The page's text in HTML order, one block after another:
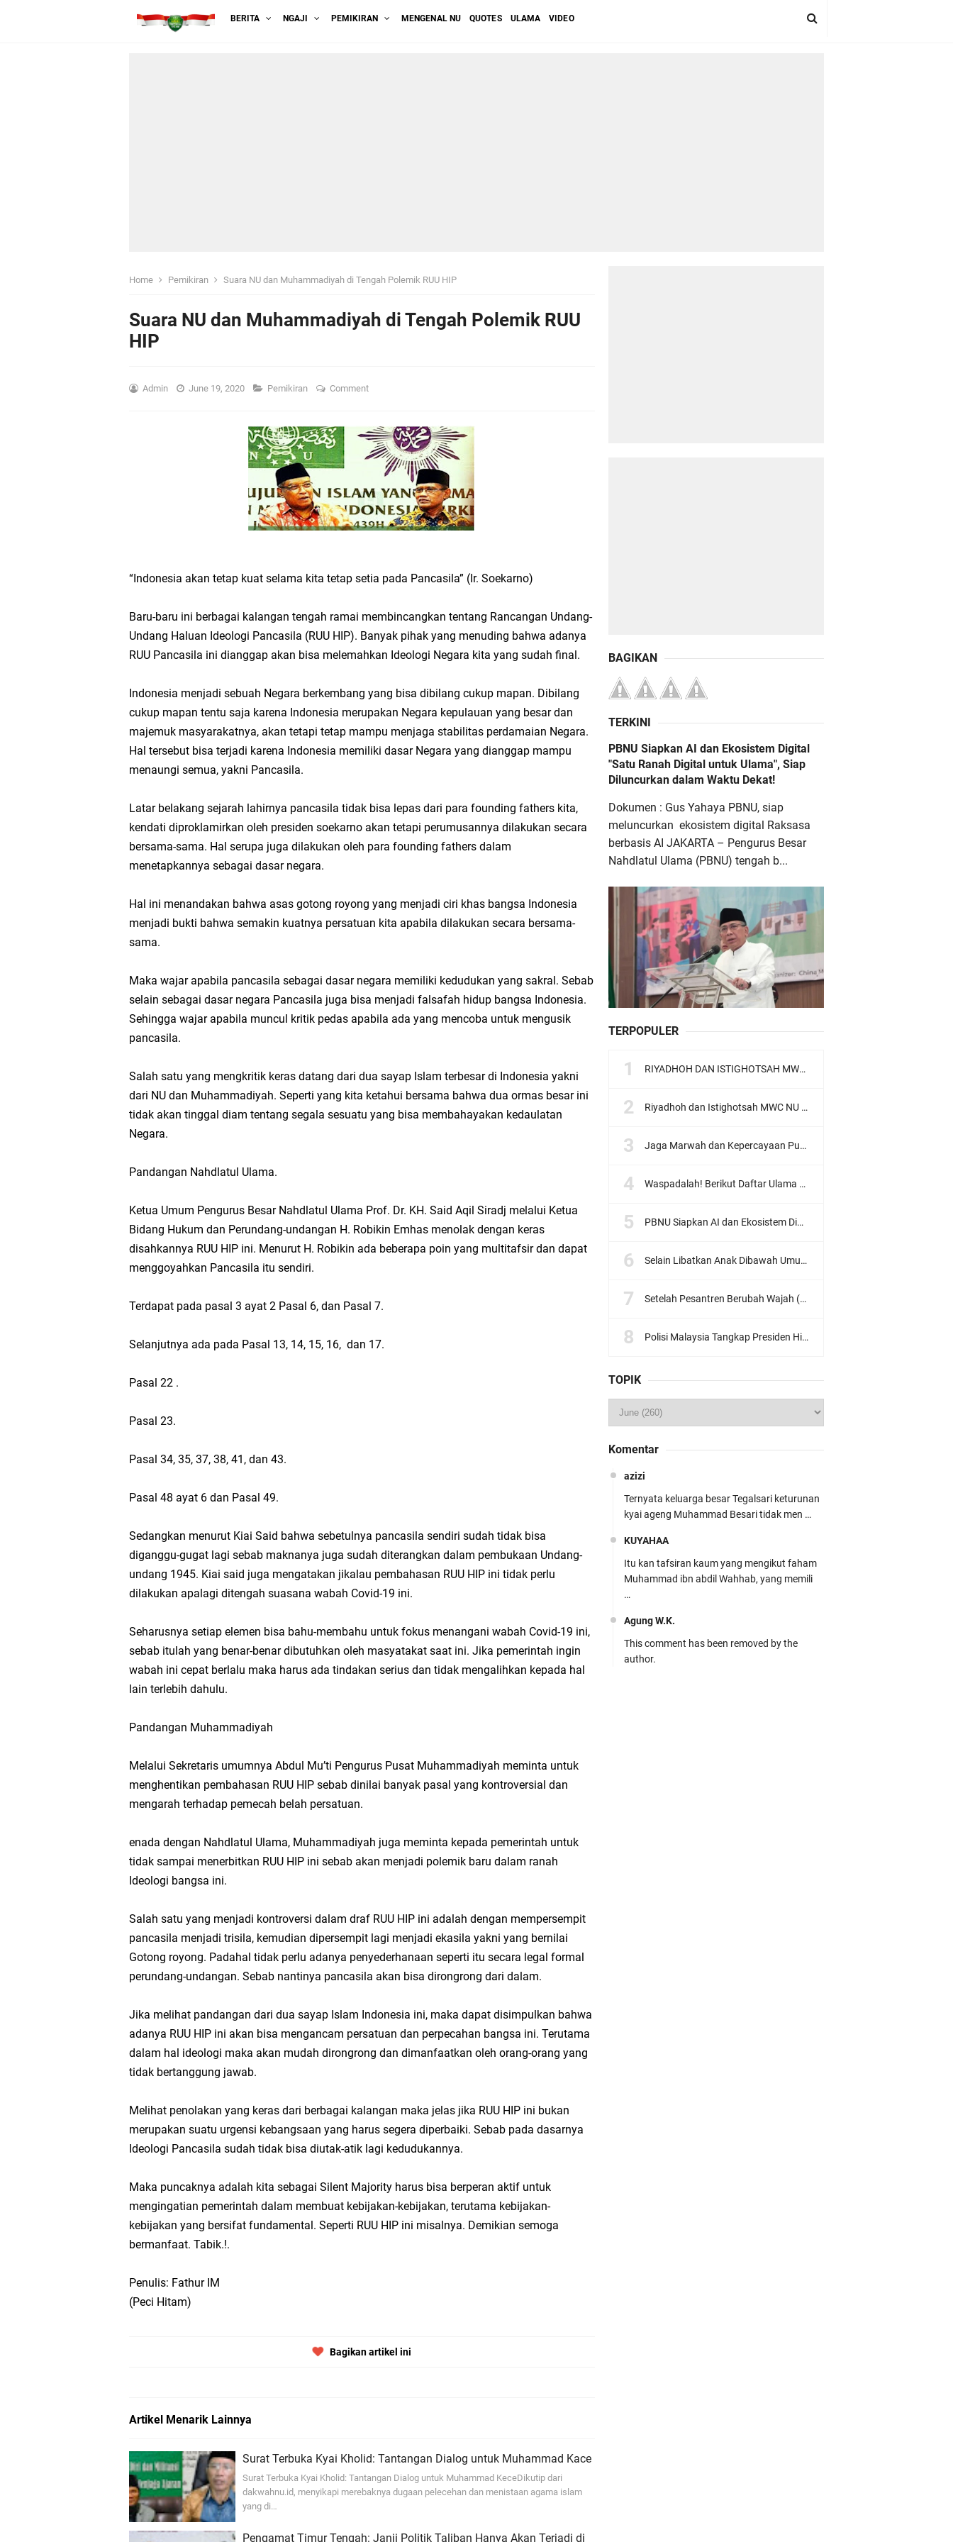
BERITA NGAJI PEMIKIRAN MENGENAL NU QUOTES ULAMA VIDEO
Home Pemikiran Suara NU dan Muhammadiyah di Tengah Polemik RUU HIP
Suara NU dan Muhammadiyah di Tengah Polemik RUU
HIP
Admin June 19, 2020 Pemikiran Comment
“Indonesia akan tetap kuat selama kita tetap setia pada Pancasila” (Ir. Soekarno)
Baru-baru ini berbagai kalangan tengah ramai membincangkan tentang Rancangan Undang-
Undang Haluan Ideologi Pancasila (RUU HIP). Banyak pihak yang menuding bahwa adanya
RUU Pancasila ini dianggap akan bisa melemahkan Ideologi Negara kita yang sudah final.
Indonesia menjadi sebuah Negara berkembang yang bisa dibilang cukup mapan. Dibilang
cukup mapan tentu saja karena Indonesia merupakan Negara kepulauan yang besar dan
majemuk masyarakatnya, akan tetapi tetap mampu menjaga stabilitas perdamaian Negara.
Hal tersebut bisa terjadi karena Indonesia memiliki dasar Negara yang dianggap mampu
menaungi semua, yakni Pancasila.
Latar belakang sejarah lahirnya pancasila tidak bisa lepas dari para founding fathers kita,
kendati diproklamirkan oleh presiden soekarno akan tetapi perumusannya dilakukan secara
bersama-sama. Hal serupa juga dilakukan oleh para founding fathers dalam
menetapkannya sebagai dasar negara.
Hal ini menandakan bahwa asas gotong royong yang menjadi ciri khas bangsa Indonesia
menjadi bukti bahwa semakin kuatnya persatuan kita apabila dilakukan secara bersama-
sama.
Maka wajar apabila pancasila sebagai dasar negara memiliki kedudukan yang sakral. Sebab
selain sebagai dasar negara Pancasila juga bisa menjadi falsafah hidup bangsa Indonesia.
Sehingga wajar apabila muncul kritik pedas apabila ada yang mencoba untuk mengusik
pancasila.
Salah satu yang mengkritik keras datang dari dua sayap Islam terbesar di Indonesia yakni
dari NU dan Muhammadiyah. Seperti yang kita ketahui bersama bahwa dua ormas besar ini
tidak akan tinggal diam tentang segala sesuatu yang bisa membahayakan kedaulatan
Negara.
Pandangan Nahdlatul Ulama.
Ketua Umum Pengurus Besar Nahdlatul Ulama Prof. Dr. KH. Said Aqil Siradj melalui Ketua
Bidang Hukum dan Perundang-undangan H. Robikin Emhas menolak dengan keras
disahkannya RUU HIP ini. Menurut H. Robikin ada beberapa poin yang multitafsir dan dapat
menggoyahkan Pancasila itu sendiri.
Terdapat pada pasal 3 ayat 2 Pasal 6, dan Pasal 7.
Selanjutnya ada pada Pasal 13, 14, 15, 16, dan 17.
Pasal 22 .
Pasal 23.
Pasal 34, 35, 37, 38, 41, dan 43.
Pasal 48 ayat 6 dan Pasal 49.
Sedangkan menurut Kiai Said bahwa sebetulnya pancasila sendiri sudah tidak bisa
diganggu-gugat lagi sebab maknanya juga sudah diterangkan dalam pembukaan Undang-
undang 1945. Kiai said juga mengatakan jikalau pembahasan RUU HIP ini tidak perlu
dilakukan apalagi ditengah suasana wabah Covid-19 ini.
Seharusnya setiap elemen bisa bahu-membahu untuk fokus menangani wabah Covid-19 ini,
sebab itulah yang benar-benar dibutuhkan oleh masyatakat saat ini. Jika pemerintah ingin
wabah ini cepat berlalu maka harus ada tindakan serius dan tidak mengalihkan kepada hal
lain terlebih dahulu.
Pandangan Muhammadiyah
Melalui Sekretaris umumnya Abdul Mu’ti Pengurus Pusat Muhammadiyah meminta untuk
menghentikan pembahasan RUU HIP sebab dinilai banyak pasal yang kontroversial dan
mengarah terhadap pemecah belah persatuan.
enada dengan Nahdlatul Ulama, Muhammadiyah juga meminta kepada pemerintah untuk
tidak sampai menerbitkan RUU HIP ini sebab akan menjadi polemik baru dalam ranah
Ideologi bangsa ini.
Salah satu yang menjadi kontroversi dalam draf RUU HIP ini adalah dengan mempersempit
pancasila menjadi trisila, kemudian dipersempit lagi menjadi ekasila yakni yang bernilai
Gotong royong. Padahal tidak perlu adanya penyederhanaan seperti itu secara legal formal
perundang-undangan. Sebab nantinya pancasila akan bisa dirongrong dari dalam.
Jika melihat pandangan dari dua sayap Islam Indonesia ini, maka dapat disimpulkan bahwa
adanya RUU HIP ini akan bisa mengancam persatuan dan perpecahan bangsa ini. Terutama
dalam hal ideologi maka akan mudah dirongrong dan dimanfaatkan oleh orang-orang yang
tidak bertanggung jawab.
Melihat penolakan yang keras dari berbagai kalangan maka jelas jika RUU HIP ini bukan
merupakan suatu urgensi kebangsaan yang harus segera diperbaiki. Sebab pada dasarnya
Ideologi Pancasila sudah tidak bisa diutak-atik lagi kedudukannya.
Maka puncaknya adalah kita sebagai Silent Majority harus bisa berperan aktif untuk
mengingatian pemerintah dalam membuat kebijakan-kebijakan, terutama kebijakan-
kebijakan yang bersifat fundamental. Seperti RUU HIP ini misalnya. Demikian semoga
bermanfaat. Tabik.!.
Penulis: Fathur IM
(Peci Hitam)
Bagikan artikel ini
Artikel Menarik Lainnya
Surat Terbuka Kyai Kholid: Tantangan Dialog untuk Muhammad Kace
Surat Terbuka Kyai Kholid: Tantangan Dialog untuk Muhammad KeceDikutip dari
dakwahnu.id, menyikapi merebaknya dugaan pelecehan dan menistaan agama islam
yang di…
Pengamat Timur Tengah: Janji Politik Taliban Hanya Akan Terjadi di
BAGIKAN
TERKINI
PBNU Siapkan AI dan Ekosistem Digital
"Satu Ranah Digital untuk Ulama", Siap
Diluncurkan dalam Waktu Dekat!
Dokumen : Gus Yahaya PBNU, siap
meluncurkan ekosistem digital Raksasa
berbasis AI JAKARTA – Pengurus Besar
Nahdlatul Ulama (PBNU) tengah b...
TERPOPULER
RIYADHOH DAN ISTIGHOTSAH MWC NU LOWOKWARU Menyambut Muktamar NU ke-35, Meneguhkan Sanad Laku Para Muassis
Riyadhoh dan Istighotsah MWC NU Lowokwaru: Menguatkan Doa, Menjalin Ukhuwah Menyambut Muktamar NU ke-35
Jaga Marwah dan Kepercayaan Publik, Ratusan Guru Ngaji Kota Malang Serukan Deklarasi Ramah Anak
Waspadalah! Berikut Daftar Ulama Wahabi di Seluruh Dunia dan Karya-karyanya
PBNU Siapkan AI dan Ekosistem Digital "Satu Ranah Digital untuk Ulama", Siap Diluncurkan dalam Waktu Dekat!
Selain Libatkan Anak Dibawah Umur, Aksi Ganyang Komunis Jadi Sorotan Karena Ada Narasi Halal Sembelih Orang
Setelah Pesantren Berubah Wajah (Dari NU Ke Wahabi)
Polisi Malaysia Tangkap Presiden Hizbut Tahrir Saat Konferensi Pers
TOPIK
Komentar
azizi
Ternyata keluarga besar Tegalsari keturunan
kyai ageng Muhammad Besari tidak men …
KUYAHAA
Itu kan tafsiran kaum yang mengikut faham
Muhammad ibn abdil Wahhab, yang memili
…
Agung W.K.
This comment has been removed by the
author.